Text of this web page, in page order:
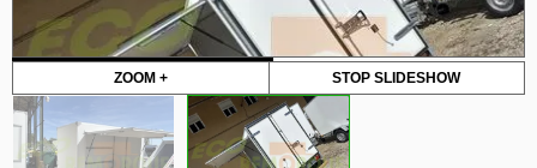
ZOOM + STOP SLIDESHOW